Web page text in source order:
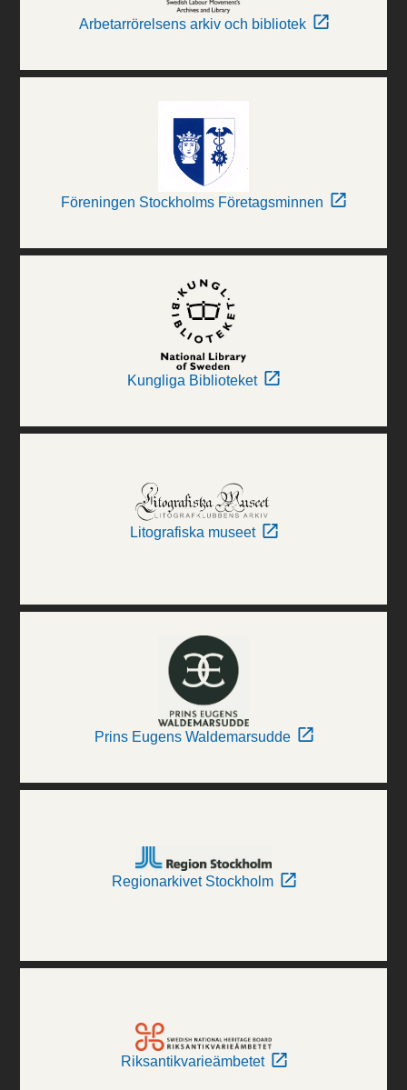
Arbetarrörelsens arkiv och bibliotek
Föreningen Stockholms Företagsminnen
Kungliga Biblioteket
Litografiska museet
Prins Eugens Waldemarsudde
Regionarkivet Stockholm
Riksantikvarieämbetet